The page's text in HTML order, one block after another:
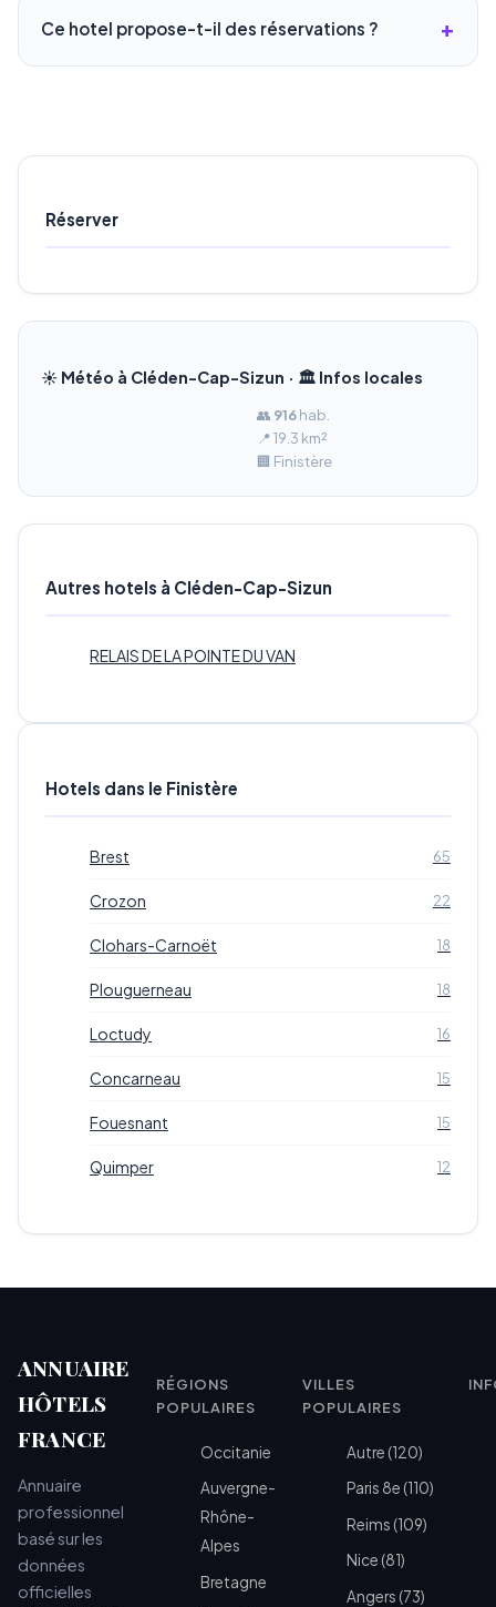
Ce hotel propose-t-il des réservations ?
Réserver
☀️ Météo à Cléden-Cap-Sizun · 🏛️ Infos locales
👥 916hab.
📍 19.3 km²
🏢 Finistère
Autres hotels à Cléden-Cap-Sizun
RELAIS DE LA POINTE DU VAN
Hotels dans le Finistère
Brest 65
Crozon 22
Clohars-Carnoët 18
Plouguerneau 18
Loctudy 16
Concarneau 15
Fouesnant 15
Quimper 12
ANNUAIRE
HÔTELS
FRANCE
Annuaire
professionnel
basé sur les
données
officielles
RÉGIONS
POPULAIRES
Occitanie
Auvergne-
Rhône-
Alpes
Bretagne
VILLES
POPULAIRES
Autre (120)
Paris 8e (110)
Reims (109)
Nice (81)
Angers (73)